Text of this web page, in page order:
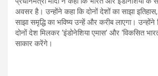
अवसर है। उन्होंने कहा कि दोनों देशों का साझा
साझा समृद्धि का भविष्य उन्हें और करीब लाएगा। उन्होंने
दोनों देश मिलकर ‘इंडोनेशिया एमास’ और ‘विकसित
साकार करेंगे।